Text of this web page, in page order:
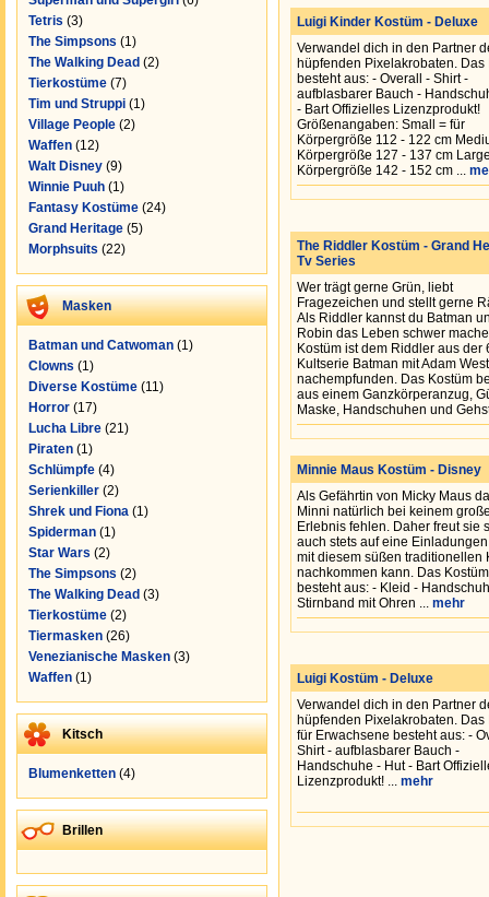
Tetris (3)
The Simpsons (1)
The Walking Dead (2)
Tierkostüme (7)
Tim und Struppi (1)
Village People (2)
Waffen (12)
Walt Disney (9)
Winnie Puuh (1)
Fantasy Kostüme (24)
Grand Heritage (5)
Morphsuits (22)
Masken
Batman und Catwoman (1)
Clowns (1)
Diverse Kostüme (11)
Horror (17)
Lucha Libre (21)
Piraten (1)
Schlümpfe (4)
Serienkiller (2)
Shrek und Fiona (1)
Spiderman (1)
Star Wars (2)
The Simpsons (2)
The Walking Dead (3)
Tierkostüme (2)
Tiermasken (26)
Venezianische Masken (3)
Waffen (1)
Kitsch
Blumenketten (4)
Brillen
Luigi Kinder Kostüm - Deluxe
Verwandel dich in den Partner
hüpfenden Pixelakrobaten. Das
besteht aus: - Overall - Shirt -
aufblasbarer Bauch -
- Bart Offizielles Lizenzprodukt!
Größenangaben: Small = für
Körpergröße 112 - 122 cm
Körpergröße 127 - 137 cm
Körpergröße 142 - 152 cm ...
The Riddler Kostüm - Grand
Tv Series
Wer trägt gerne Grün, liebt
Fragezeichen und stellt gerne
Als Riddler kannst du Batman
Robin das Leben schwer
Kostüm ist dem Riddler aus der
Kultserie Batman mit Adam West
nachempfunden. Das Kostüm
aus einem Ganzkörperanzug,
Maske, Handschuhen und
Minnie Maus Kostüm - Disney
Als Gefährtin von Micky Maus
Minni natürlich bei keinem
Erlebnis fehlen. Daher freut sie
auch stets auf eine
mit diesem süßen traditionellen
nachkommen kann. Das Kostüm
besteht aus: - Kleid -
Stirnband mit Ohren ... mehr
Luigi Kostüm - Deluxe
Verwandel dich in den Partner
hüpfenden Pixelakrobaten. Das
für Erwachsene besteht aus: -
Shirt - aufblasbarer Bauch -
Handschuhe - Hut - Bart
Lizenzprodukt! ... mehr